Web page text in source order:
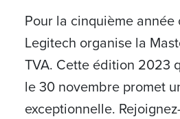
Pour la cinquième année
Legitech organise la
TVA. Cette édition 2023
le 30 novembre promet
exceptionnelle.